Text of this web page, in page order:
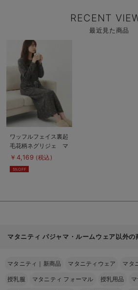
RECENT
最近見た商品
商
品
詳
を
見
る
ワッフルフェイス裏起
毛花柄ネグリジェ マ
タニティ・産後授乳服
る】
￥4,169 (税込)
5%OFF
マタニティ パジャマ・ルームウェア以外の
マタニティ｜新商品 マタニティウェア マタ
授乳服 マタニティ フォーマル 授乳用品